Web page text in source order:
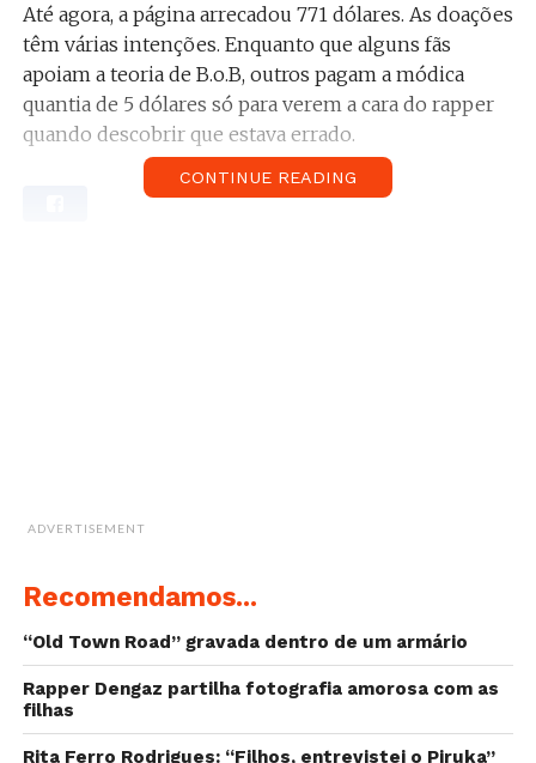
Até agora, a página arrecadou 771 dólares. As doações
têm várias intenções. Enquanto que alguns fãs
apoiam a teoria de B.o.B, outros pagam a módica
quantia de 5 dólares só para verem a cara do rapper
quando descobrir que estava errado.
CONTINUE READING
ADVERTISEMENT
Recomendamos...
“Old Town Road” gravada dentro de um armário
Rapper Dengaz partilha fotografia amorosa com as
filhas
Rita Ferro Rodrigues: “Filhos, entrevistei o Piruka”